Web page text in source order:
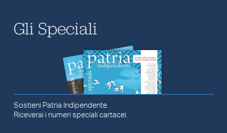
Gli Speciali
Sostieni Patria Indipendente.
Riceverai i numeri speciali cartacei.